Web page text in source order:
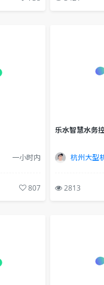
一小时内
807
乐水智慧水务
2813